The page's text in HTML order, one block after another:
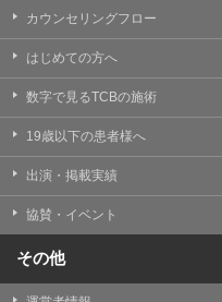
カウンセリングフロー
はじめての方へ
数字で見るTCBの施術
19歳以下の患者様へ
出演・掲載実績
協賛・イベント
その他